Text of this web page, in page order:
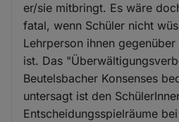
er/sie mitbringt. Es wäre
fatal, wenn Schüler nicht
Lehrperson ihnen
ist. Das
Beutelsbacher Konsenses
untersagt ist den
Entscheidungsspielräume